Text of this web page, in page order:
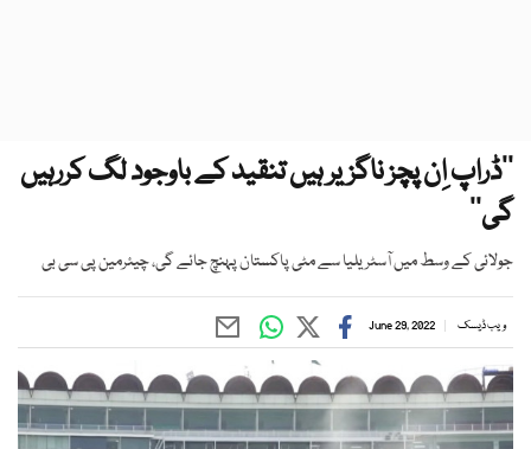
’’ڈراپ اِن پچز ناگزیر ہیں تنقید کے باوجود لگ کررہیں
گی‘‘
جولائی کے وسط میں آسٹریلیا سے مٹی پاکستان پہنچ جائے گی، چیئرمین پی سی بی
ویب ڈیسک June 29, 2022